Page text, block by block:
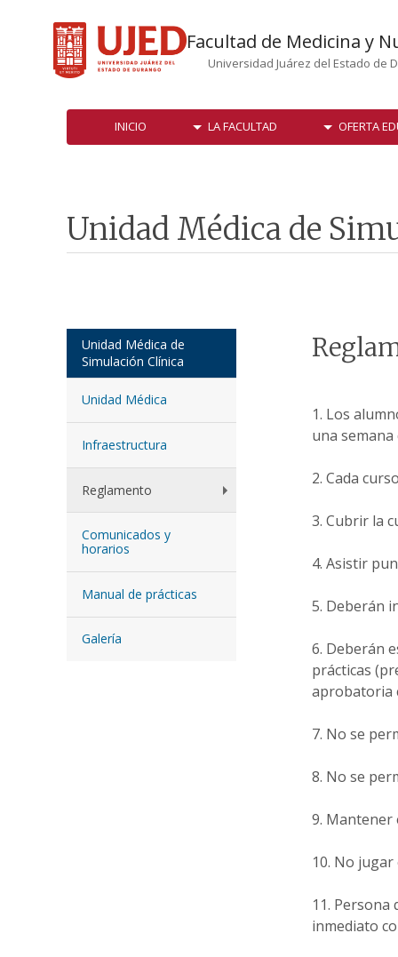
Facultad de Medicina y
Universidad Juárez del Estado de
INICIO LA FACULTAD OFERTA
Unidad Médica de
Unidad Médica de
Simulación Clínica
Unidad Médica
Infraestructura
Reglamento
Comunicados y
horarios
Manual de prácticas
Galería
Los
una
Cada
Cubrir la
Asistir
Deberán
Deberán
prácticas
aprobatoria
No se
No se
Mantener
No jugar
Persona
inmediato